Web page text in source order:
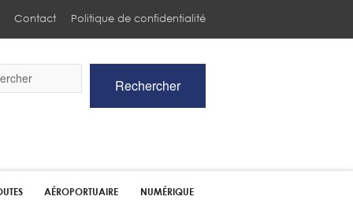
Contact Politique de confidentialité
Rechercher
AÉROPORTUAIRE NUMÉRIQUE